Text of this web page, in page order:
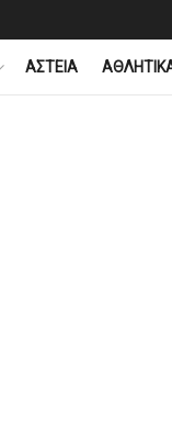
ΑΣΤΕΙΑ